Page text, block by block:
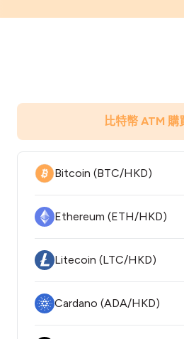
比特幣 ATM 購
Bitcoin (BTC/HKD)
Ethereum (ETH/HKD)
Litecoin (LTC/HKD)
Cardano (ADA/HKD)